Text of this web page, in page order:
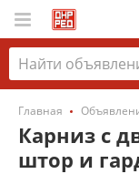
Главная
Карниз с
штор и